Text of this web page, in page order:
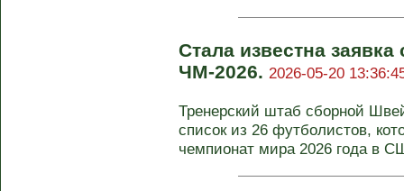
Стала известна
ЧМ-2026. 2026-05-20
Тренерский штаб сборной
список из 26 футболистов,
чемпионат мира 2026 года в